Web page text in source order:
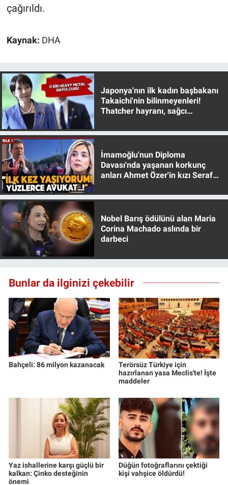
çağırıldı.
Kaynak: DHA
Japonya'nın ilk kadın başbakanı
Takaichi'nin bilinmeyenleri!
Thatcher hayranı, sağcı
İmamoğlu'nun Diploma
Davası'nda yaşanan korkunç
anları Ahmet Özer'in kızı Seraf
Nobel Barış ödülünü alan Maria
Corina Machado aslında bir
darbeci
Bunlar da ilginizi çekebilir
Bahçeli: 86 milyon kazanacak
Terörsüz Türkiye için
hazırlanan yasa Meclis'te! İşte
maddeler
Yaz ishallerine karşı güçlü bir
kalkan: Çinko desteğinin
önemi
Düğün fotoğraflarını çektiği
kişi vahşice öldürdü!
Ne demişti
Programlar
Sağlık
Spor
Teknoloji
Türkiye'nin Geleceği
Türkiye'nin Gündemi
Yerel Gündem
Canlı Yayın